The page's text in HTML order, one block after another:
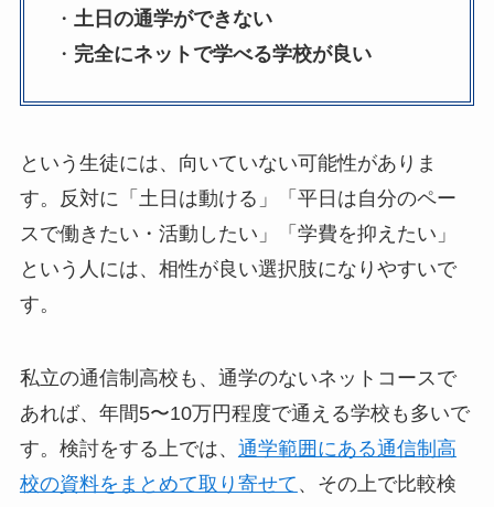
・ 土日の通学ができない
・ 完全にネットで学べる学校が良い
という生徒には、向いていない可能性がありま
す。反対に「土日は動ける」「平日は自分のペー
スで働きたい・活動したい」「学費を抑えたい」
という人には、相性が良い選択肢になりやすいで
す。
私立の通信制高校も、通学のないネットコースで
あれば、年間5〜10万円程度で通える学校も多いで
す。検討をする上では、 通学範囲にある通信制高
校の資料をまとめて取り寄せて 、その上で比較検